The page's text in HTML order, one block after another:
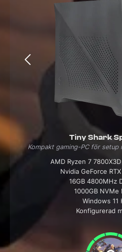
Tiny Shark
Kompakt gaming-PC för setup
AMD Ryzen 7
Nvidia GeForce
16GB 4800MHz
1000GB NVMe
Windows 11
Konfigurerad